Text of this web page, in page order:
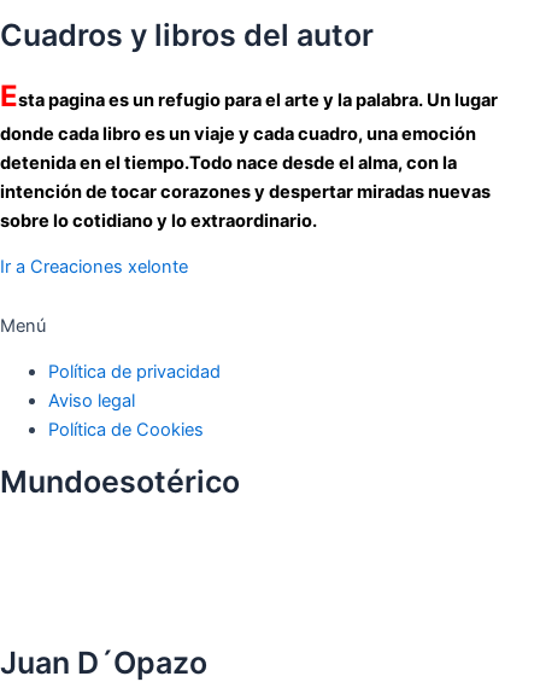
Cuadros y libros del autor
Esta pagina es un refugio para el arte y la palabra. Un lugar
donde cada libro es un viaje y cada cuadro, una emoción
detenida en el tiempo.Todo nace desde el alma, con la
intención de tocar corazones y despertar miradas nuevas
sobre lo cotidiano y lo extraordinario.
Ir a Creaciones xelonte
Menú
Política de privacidad
Aviso legal
Política de Cookies
Mundoesotérico
Juan D´Opazo